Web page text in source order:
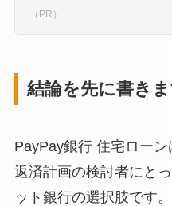
（PR）
結論を先に書き
PayPay銀行 住宅ロー
返済計画の検討者にと
ット銀行の選択肢です。